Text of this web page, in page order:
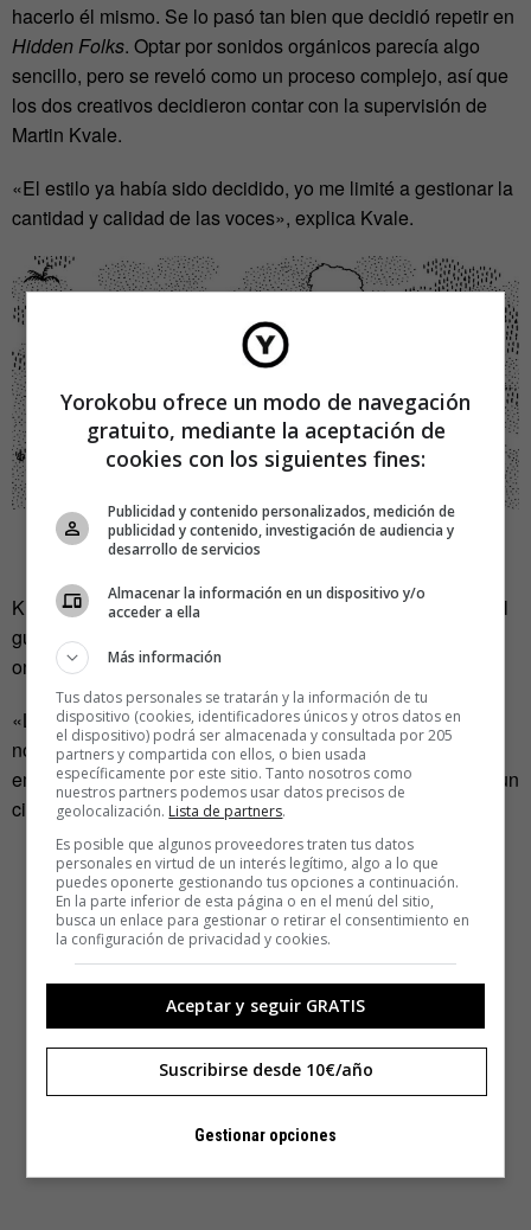
hacerlo él mismo. Se lo pasó tan bien que decidió repetir en
Hidden Folks. Optar por sonidos orgánicos parecía algo
sencillo, pero se reveló como un proceso complejo, así que
los dos creativos decidieron contar con la supervisión de
Martin Kvale.
«El estilo ya había sido decidido, yo me limité a gestionar la
cantidad y calidad de las voces», explica Kvale.
Además de ejercer de técnico de sonido,
Klave se comportó como un director de doblaje, solo que el
guion estaba compuesto por un montón de ruidos y
onomatopeyas.
«La voz humana es un dispositivo de creación de sonido
notablemente complejo y versátil», asegura Kvale, «puede
emular la mayoría de sonidos del mundo, pero lo hace en un
cierto rango de frecuencias a las que se limita».
Yorokobu ofrece un modo de navegación
gratuito, mediante la aceptación de
cookies con los siguientes fines:
Publicidad y contenido personalizados, medición de
publicidad y contenido, investigación de audiencia y
desarrollo de servicios
Almacenar la información en un dispositivo y/o
acceder a ella
Más información
Tus datos personales se tratarán y la información de tu
dispositivo (cookies, identificadores únicos y otros datos en
el dispositivo) podrá ser almacenada y consultada por 205
partners y compartida con ellos, o bien usada
específicamente por este sitio. Tanto nosotros como
nuestros partners podemos usar datos precisos de
geolocalización. Lista de partners.
Es posible que algunos proveedores traten tus datos
personales en virtud de un interés legítimo, algo a lo que
puedes oponerte gestionando tus opciones a continuación.
En la parte inferior de esta página o en el menú del sitio,
busca un enlace para gestionar o retirar el consentimiento en
la configuración de privacidad y cookies.
Aceptar y seguir GRATIS
Suscribirse desde 10€/año
Gestionar opciones